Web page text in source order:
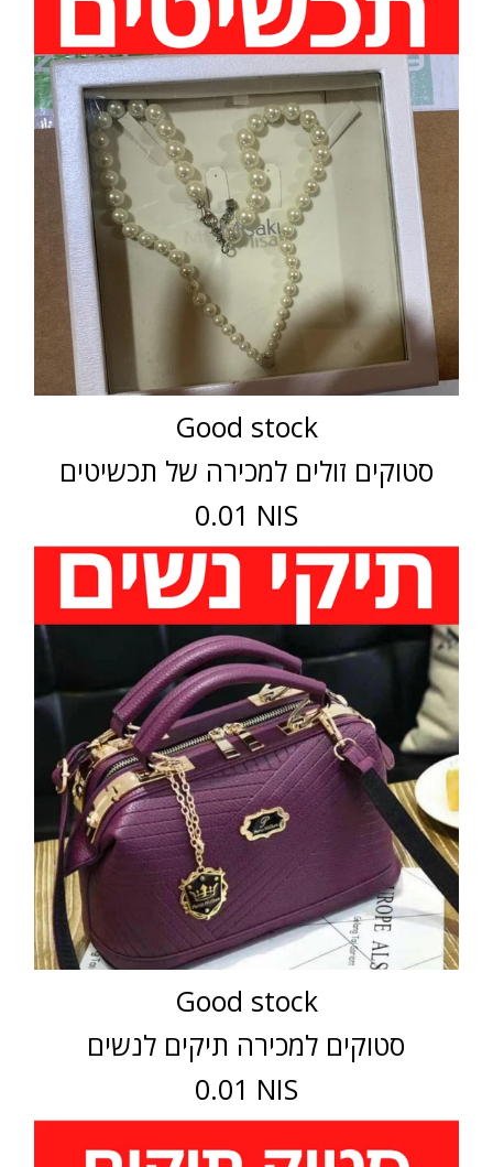
Good stock
סטוקים זולים למכירה של תכשיטים
0.01 NIS
Good stock
סטוקים למכירה תיקים לנשים
0.01 NIS